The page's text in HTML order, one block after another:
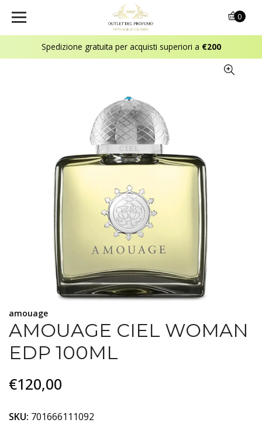
Spedizione gratuita per acquisti superiori a €200
0
amouage
AMOUAGE CIEL WOMAN
EDP 100ML
€120,00
SKU: 701666111092